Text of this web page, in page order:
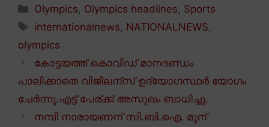
Categories
Olympics, Olympics headlines, Sports
Tags
internationalnews, NATIONALNEWS,
olympics
കോട്ടയത്ത് കൊവിഡ് മാനദണ്ഡം
പാലിക്കാതെ വിജിലന്സ് ഉദ്യോഗസ്ഥർ യോഗം
ചേർന്നു.എട്ട് പേര്ക്ക് അസുഖം ബാധിച്ചു.
നമ്പി നാരായണന് സി.ബി.ഐ. മുന്